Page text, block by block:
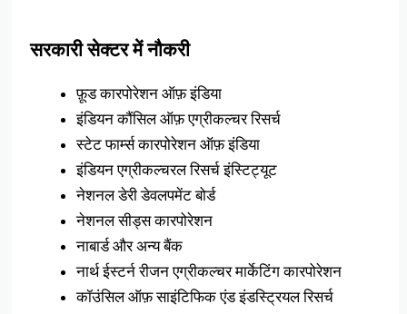
सरकारी सेक्टर में नौकरी
फ़ूड कारपोरेशन ऑफ़ इंडिया
इंडियन कौंसिल ऑफ़ एग्रीकल्चर रिसर्च
स्टेट फार्म्स कारपोरेशन ऑफ़ इंडिया
इंडियन एग्रीकल्चरल रिसर्च इंस्टिट्यूट
नेशनल डेरी डेवलपमेंट बोर्ड
नेशनल सीड्स कारपोरेशन
नाबार्ड और अन्य बैंक
नार्थ ईस्टर्न रीजन एग्रीकल्चर मार्केटिंग कारपोरेशन
कॉउंसिल ऑफ़ साइंटिफिक एंड इंडस्ट्रियल रिसर्च